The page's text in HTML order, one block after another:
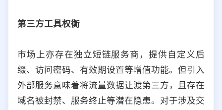
第三方工具权衡
市场上亦存在独立短链服务商，提供自定义后
缀、访问密码、有效期设置等增值功能。但引入
外部服务意味着将流量数据让渡第三方，且存在
域名被封禁、服务终止等潜在隐患。对于涉及交